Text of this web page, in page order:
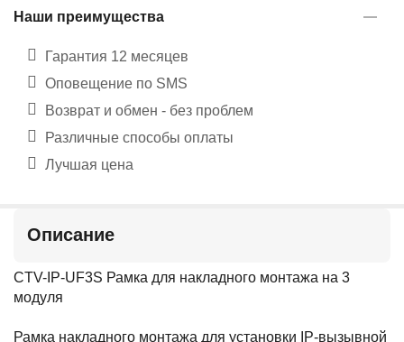
Наши преимущества
Гарантия 12 месяцев
Оповещение по SMS
Возврат и обмен - без проблем
Различные способы оплаты
Лучшая цена
Описание
CTV-IP-UF3S Рамка для накладного монтажа на 3
модуля
Рамка накладного монтажа для установки IP-вызывной